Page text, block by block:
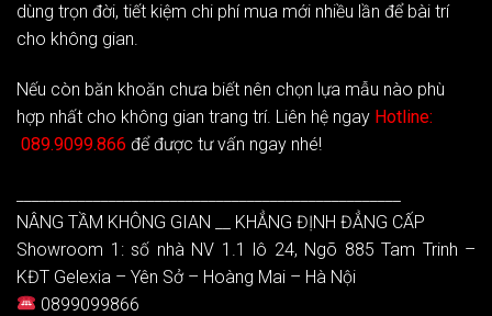
dùng trọn đời, tiết kiệm chi phí mua mới nhiều lần để bài trí
cho không gian.
Nếu còn băn khoăn chưa biết nên chọn lựa mẫu nào phù
hợp nhất cho không gian trang trí. Liên hệ ngay Hotline:
089.9099.866 để được tư vấn ngay nhé!
NÂNG TẦM KHÔNG GIAN __ KHẲNG ĐỊNH ĐẲNG CẤP
Showroom 1: số nhà NV 1.1 lô 24, Ngõ 885 Tam Trinh –
KĐT Gelexia – Yên Sở – Hoàng Mai – Hà Nội
0899099866